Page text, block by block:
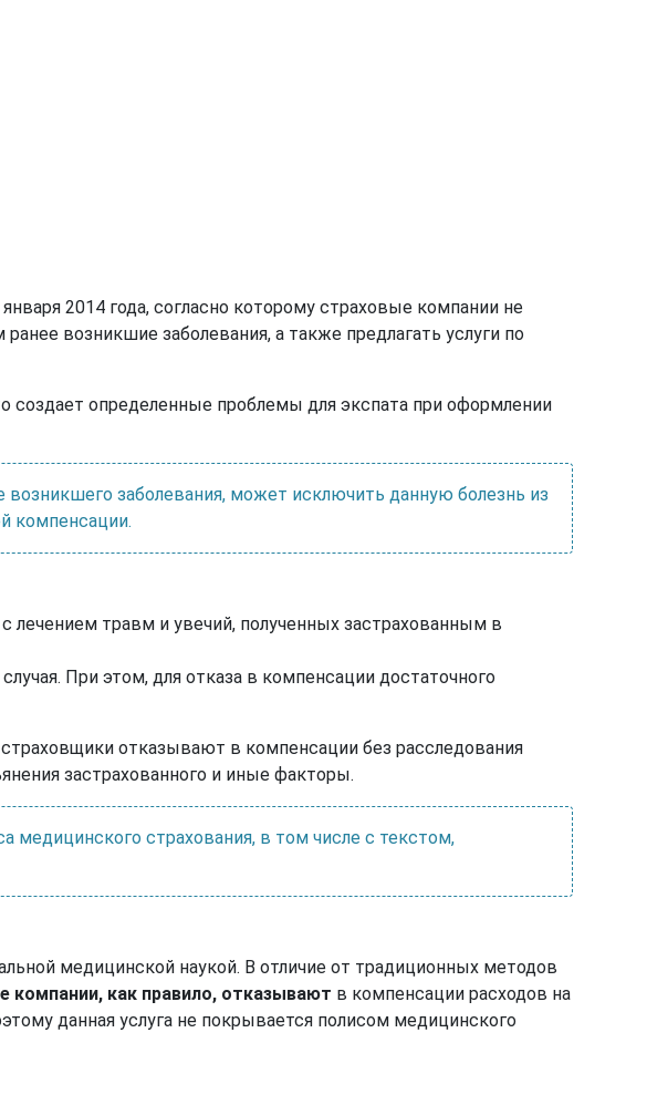
2014 года, согласно которому страховые компании не
возникшие заболевания, а также предлагать услуги по
создает определенные проблемы для экспата при оформлении
заболевания, может исключить данную болезнь из
компенсации.
лечением травм и увечий, полученных застрахованным в
При этом, для отказа в компенсации достаточного
отказывают в компенсации без расследования
застрахованного и иные факторы.
медицинского страхования, в том числе с текстом,
медицинской наукой. В отличие от традиционных методов
компании, как правило, отказывают в компенсации расходов на
данная услуга не покрывается полисом медицинского